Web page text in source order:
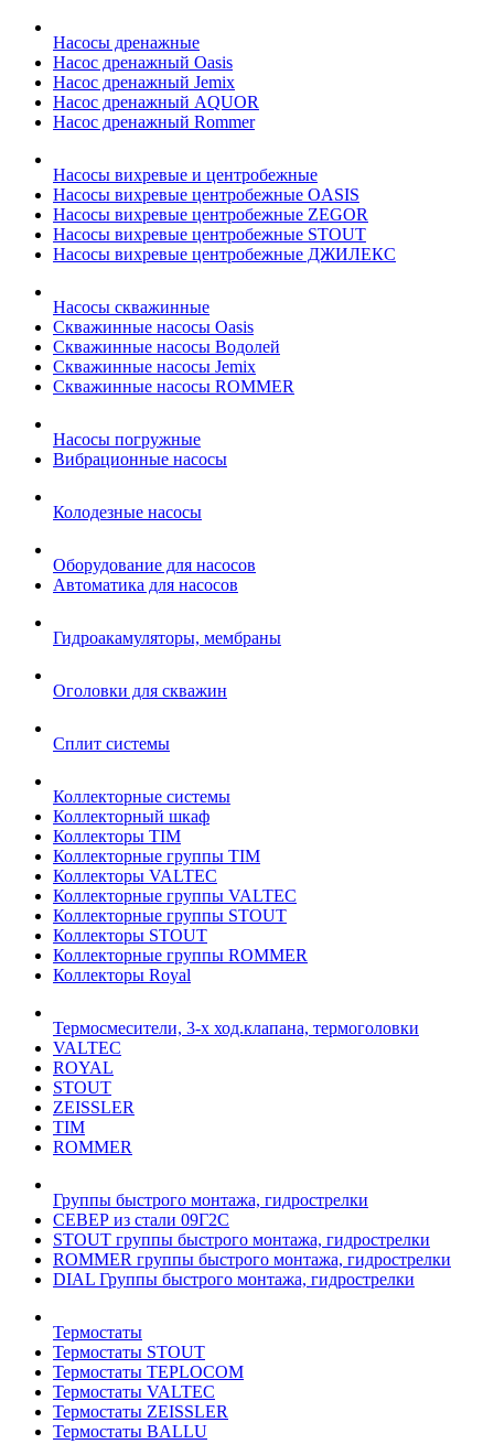
Насосы дренажные
Насос дренажный Oasis
Насос дренажный Jemix
Насос дренажный AQUOR
Насос дренажный Rommer
Насосы вихревые и центробежные
Насосы вихревые центробежные OASIS
Насосы вихревые центробежные ZEGOR
Насосы вихревые центробежные STOUT
Насосы вихревые центробежные ДЖИЛЕКС
Насосы скважинные
Скважинные насосы Oasis
Скважинные насосы Водолей
Скважинные насосы Jemix
Cкважинные насосы ROMMER
Насосы погружные
Вибрационные насосы
Колодезные насосы
Оборудование для насосов
Автоматика для насосов
Гидроакамуляторы, мембраны
Оголовки для скважин
Сплит системы
Коллекторные системы
Коллекторный шкаф
Коллекторы TIM
Коллекторные группы TIM
Коллекторы VALTEC
Коллекторные группы VALTEC
Коллекторные группы STOUT
Коллекторы STOUT
Коллекторные группы ROMMER
Коллекторы Royal
Термосмесители, 3-х ход.клапана, термоголовки
VALTEC
ROYAL
STOUT
ZEISSLER
TIM
ROMMER
Группы быстрого монтажа, гидрострелки
СЕВЕР из стали 09Г2С
STOUT группы быстрого монтажа, гидрострелки
ROMMER группы быстрого монтажа, гидрострелки
DIAL Группы быстрого монтажа, гидрострелки
Термостаты
Термостаты STOUT
Термостаты TEPLOCOM
Термостаты VALTEC
Термостаты ZEISSLER
Термостаты BALLU